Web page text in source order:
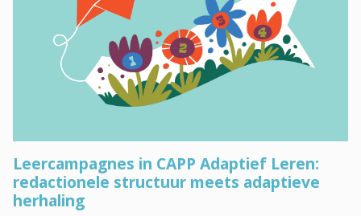
Leercampagnes in CAPP Adaptief Leren:
redactionele structuur meets adaptieve
herhaling